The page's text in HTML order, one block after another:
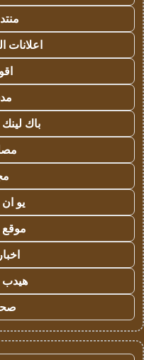
اعلانات
باك
يو
موقع
اخبار 24 ساعة
هيدب